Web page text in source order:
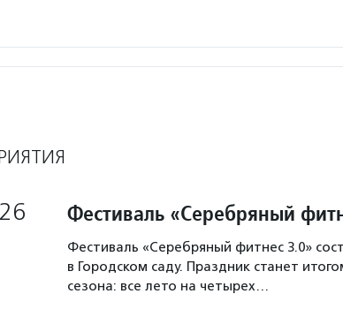
Фестиваль «Серебряный
Фестиваль «Серебряный фитнес 3.0»
в Городском саду. Праздник станет
сезона: все лето на четырех…